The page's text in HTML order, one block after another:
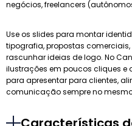
negócios, freelancers
Use os slides para montar
tipografia, propostas
rascunhar ideias de logo. No
ilustrações em poucos cliques e
para apresentar para clientes,
comunicação sempre no